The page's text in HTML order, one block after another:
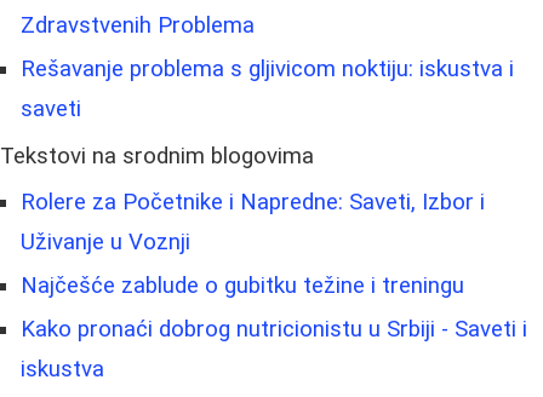
Zdravstvenih Problema
Rešavanje problema s gljivicom noktiju: iskustva i
saveti
Tekstovi na srodnim blogovima
Rolere za Početnike i Napredne: Saveti, Izbor i
Uživanje u Voznji
Najčešće zablude o gubitku težine i treningu
Kako pronaći dobrog nutricionistu u Srbiji - Saveti i
iskustva